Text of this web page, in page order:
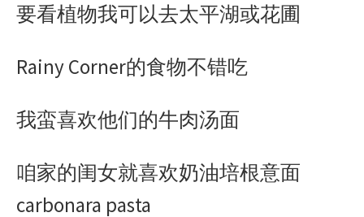
要看植物我可以去太平湖或花圃
Rainy Corner的食物不错吃
我蛮喜欢他们的牛肉汤面
咱家的闺女就喜欢奶油培根意面
carbonara pasta